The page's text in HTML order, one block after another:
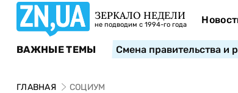
ЗЕРКАЛО НЕДЕЛИ
не подводим с 1994-го года
ВАЖНЫЕ ТЕМЫ Смена правительства и
ГЛАВНАЯ СОЦИУМ